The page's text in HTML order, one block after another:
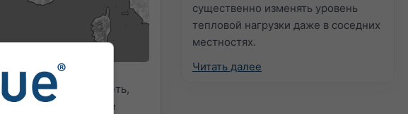
существенно изменять уровень
тепловой нагрузки даже в соседних
местностях.
Читать далее
мы можем увидеть,
или холодным (синие